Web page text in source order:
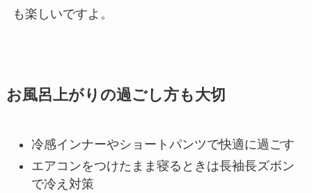
も楽しいですよ。
お風呂上がりの過ごし方も大切
冷感インナーやショートパンツで快適に過ごす
エアコンをつけたまま寝るときは長袖長ズボン
で冷え対策